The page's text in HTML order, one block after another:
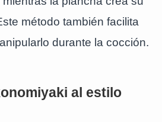
método también facilita
durante la cocción.
al estilo